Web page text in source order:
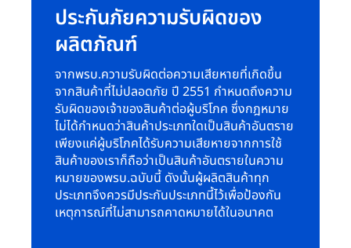
ประกันภัยความรับผิดของ
ผลิตภัณฑ์
จากพรบ.ความรับผิดต่อความเสียหายที่เกิดขึ้น
จากสินค้าที่ไม่ปลอดภัย ปี 2551 กำหนดถึงความ
รับผิดของเจ้าของสินค้าต่อผู้บริโภค ซึ่งกฎหมาย
ไม่ได้กำหนดว่าสินค้าประเภทใดเป็นสินค้าอันตราย
เพียงแค่ผู้บริโภคได้รับความเสียหายจากการใช้
สินค้าของเราก็ถือว่าเป็นสินค้าอันตรายในความ
หมายของพรบ.ฉบับนี้ ดังนั้นผู้ผลิตสินค้าทุก
ประเภทจึงควรมีประกันประเภทนี้ไว้เพื่อป้องกัน
เหตุการณ์ที่ไม่สามารถคาดหมายได้ในอนาคต